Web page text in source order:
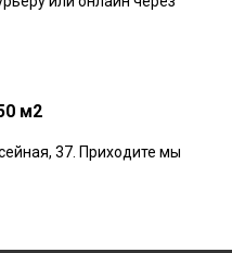
м2
37. Приходите мы